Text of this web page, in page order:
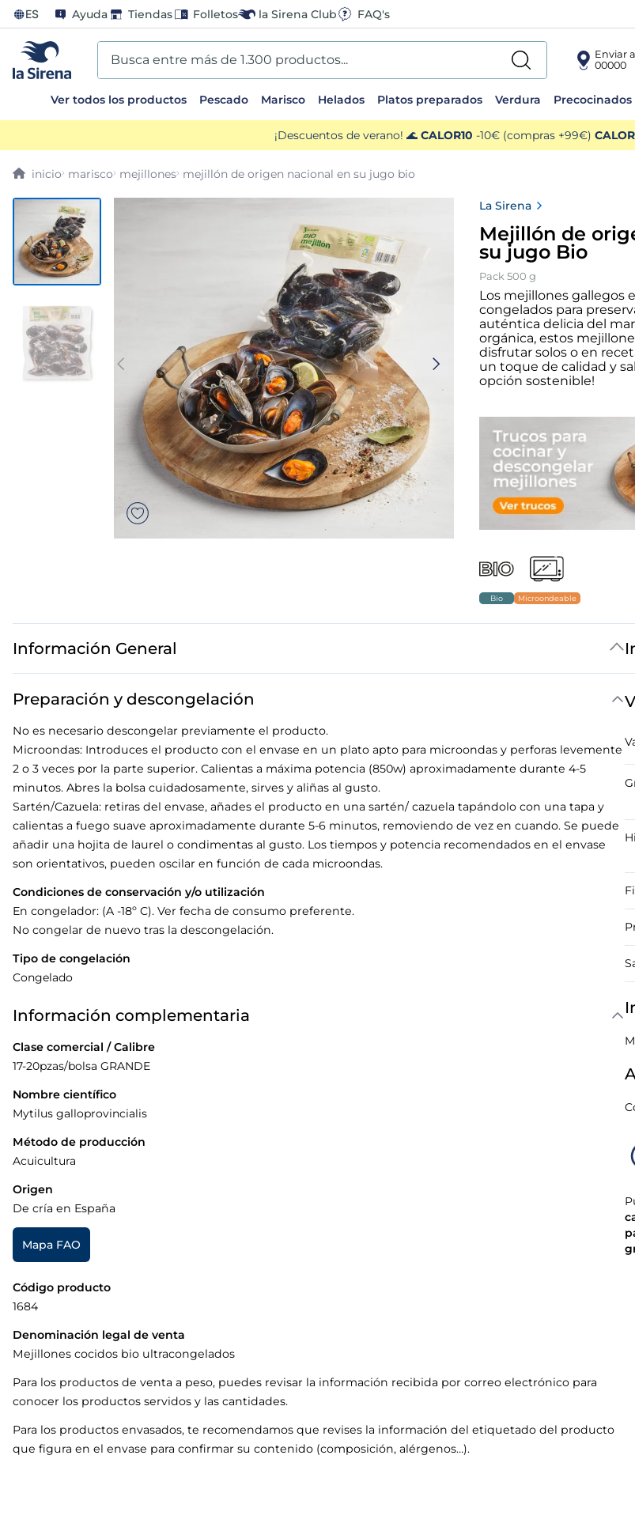
ES Ayuda Tiendas Folletos la Sirena Club FAQ's
Busca entre más de 1.300 productos...
Enviar a
00000
Ver todos los productos Pescado Marisco Helados Platos preparados Verdura Precocinados
¡Descuentos de verano! 🌊 CALOR10 -10€ (compras +99€)
marisco mejillones mejillón de origen nacional en su jugo bio
La Sirena
Mejillón de
su jugo Bio
Pack 500 g
Los mejillones gallegos
congelados para
auténtica delicia del
orgánica, estos
disfrutar solos o en
un toque de calidad y
opción sostenible!
Bio Microondeable
Información General
Preparación y descongelación
No es necesario descongelar previamente el producto.
Microondas: Introduces el producto con el envase en un plato apto para microondas y perforas levemente
2 o 3 veces por la parte superior. Calientas a máxima potencia (850w) aproximadamente durante 4-5
minutos. Abres la bolsa cuidadosamente, sirves y aliñas al gusto.
Sartén/Cazuela: retiras del envase, añades el producto en una sartén/ cazuela tapándolo con una tapa y
calientas a fuego suave aproximadamente durante 5-6 minutos, removiendo de vez en cuando. Se puede
añadir una hojita de laurel o condimentas al gusto. Los tiempos y potencia recomendados en el envase
son orientativos, pueden oscilar en función de cada microondas.
Condiciones de conservación y/o utilización
En congelador: (A -18º C). Ver fecha de consumo preferente.
No congelar de nuevo tras la descongelación.
Tipo de congelación
Congelado
Información complementaria
Clase comercial / Calibre
17-20pzas/bolsa GRANDE
Nombre científico
Mytilus galloprovincialis
Método de producción
Acuicultura
Origen
De cría en España
Mapa FAO
Código producto
1684
Denominación legal de venta
Mejillones cocidos bio ultracongelados
Para los productos de venta a peso, puedes revisar la información recibida por correo electrónico para
conocer los productos servidos y las cantidades.
Para los productos envasados, te recomendamos que revises la información del etiquetado del producto
que figura en el envase para confirmar su contenido (composición, alérgenos…).
TÉRMINOS MÁS BUSCADOS
1. helados sirena
. patatas
4. gamba
5. verduras
6. croquetas